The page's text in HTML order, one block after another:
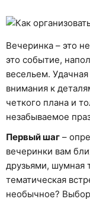
Жизнь
Общество
Рассказать новость
Вечеринка – это
это событие,
весельем.
внимания к
четкого плана и
незабываемое
Первый шаг –
вечеринки вам
друзьями, шумная
тематическая
необычное?